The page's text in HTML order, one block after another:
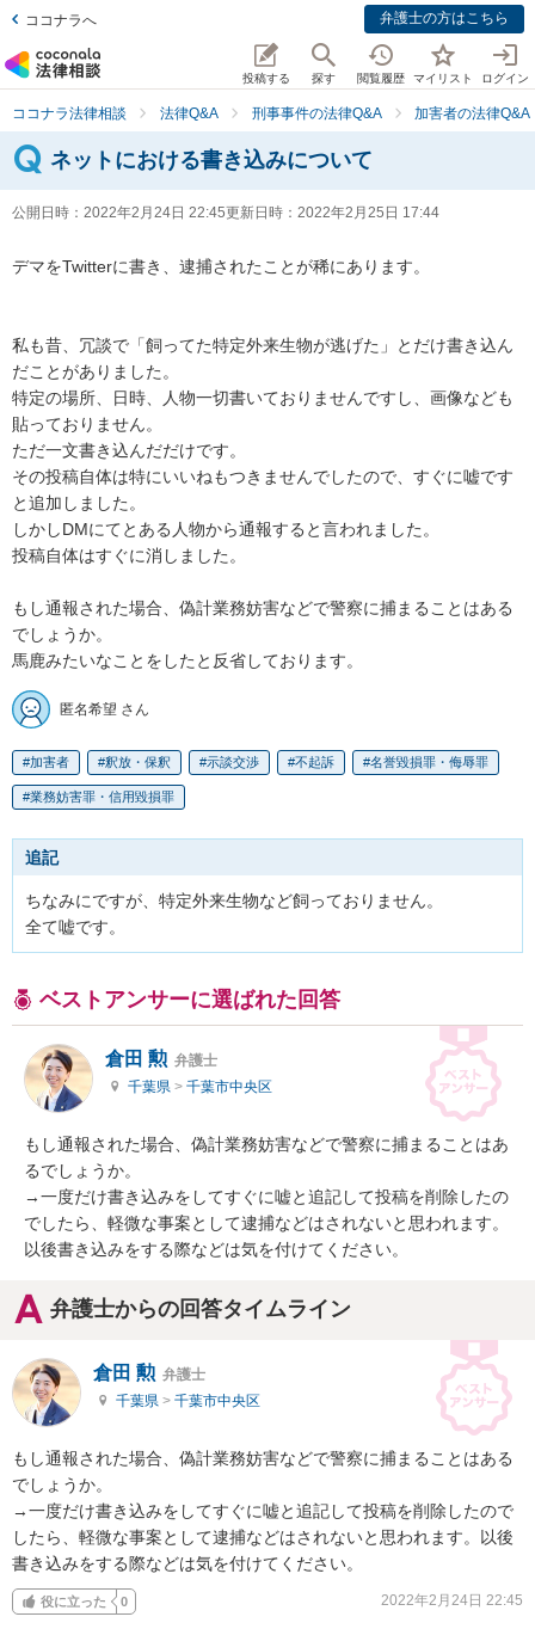
ココナラへ 弁護士の方はこちら
投稿する 探す 閲覧履歴 マイリスト ログイン
ココナラ法律相談 法律Q&A 刑事事件の法律Q&A 加害者の法律Q&A
ネットにおける書き込みについて
公開日時： 2022年2月24日 22:45更新日時： 2022年2月25日 17:44
デマをTwitterに書き、逮捕されたことが稀にあります。
私も昔、冗談で「飼ってた特定外来生物が逃げた」とだけ書き込ん
だことがありました。
特定の場所、日時、人物一切書いておりませんですし、画像なども
貼っておりません。
ただ一文書き込んだだけです。
その投稿自体は特にいいねもつきませんでしたので、すぐに嘘です
と追加しました。
しかしDMにてとある人物から通報すると言われました。
投稿自体はすぐに消しました。
もし通報された場合、偽計業務妨害などで警察に捕まることはある
でしょうか。
馬鹿みたいなことをしたと反省しております。
匿名希望 さん
加害者 釈放・保釈 示談交渉 不起訴 名誉毀損罪・侮辱罪
業務妨害罪・信用毀損罪
追記
ちなみにですが、特定外来生物など飼っておりません。
全て嘘です。
ベストアンサーに選ばれた回答
倉田 勲 弁護士
千葉県 > 千葉市中央区
もし通報された場合、偽計業務妨害などで警察に捕まることはあ
るでしょうか。
→一度だけ書き込みをしてすぐに嘘と追記して投稿を削除したの
でしたら、軽微な事案として逮捕などはされないと思われます。
以後書き込みをする際などは気を付けてください。
弁護士からの回答タイムライン
倉田 勲 弁護士
千葉県 > 千葉市中央区
もし通報された場合、偽計業務妨害などで警察に捕まることはある
でしょうか。
→一度だけ書き込みをしてすぐに嘘と追記して投稿を削除したので
したら、軽微な事案として逮捕などはされないと思われます。以後
書き込みをする際などは気を付けてください。
役に立った 0 2022年2月24日 22:45